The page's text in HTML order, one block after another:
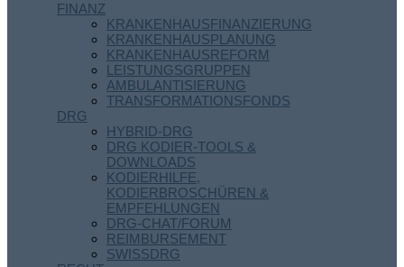
FINANZ
KRANKENHAUSFINANZIERUNG
KRANKENHAUSPLANUNG
KRANKENHAUSREFORM
LEISTUNGSGRUPPEN
AMBULANTISIERUNG
TRANSFORMATIONSFONDS
DRG
HYBRID-DRG
DRG KODIER-TOOLS &
DOWNLOADS
KODIERHILFE,
KODIERBROSCHÜREN &
EMPFEHLUNGEN
DRG-CHAT/FORUM
REIMBURSEMENT
SWISSDRG